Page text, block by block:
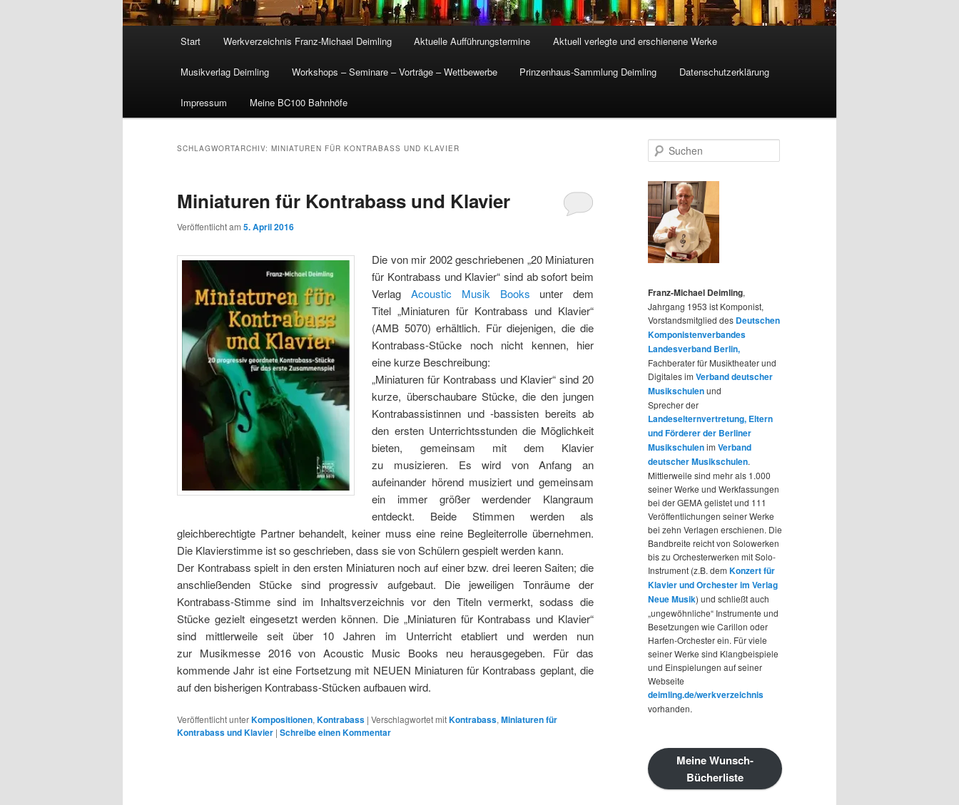
Start Werkverzeichnis Franz-Michael Deimling Aktuelle Aufführungstermine Aktuell verlegte und erschienene Werke
Musikverlag Deimling Workshops – Seminare – Vorträge – Wettbewerbe Prinzenhaus-Sammlung Deimling Datenschutzerklärung
Impressum Meine BC100 Bahnhöfe
SCHLAGWORTARCHIV: MINIATUREN FÜR KONTRABASS UND KLAVIER
Miniaturen für Kontrabass und Klavier
Veröffentlicht am 5. April 2016
Die von mir 2002 geschriebenen „20 Miniaturen
für Kontrabass und Klavier“ sind ab sofort beim
VerlagAcoustic Musik Books unter dem
Titel „Miniaturen für Kontrabass und Klavier“
(AMB 5070) erhältlich. Für diejenigen, die die
Kontrabass-Stücke noch nicht kennen, hier
eine kurze Beschreibung:
„Miniaturen für Kontrabass und Klavier“ sind 20
kurze, überschaubare Stücke, die den jungen
Kontrabassistinnen und -bassisten bereits ab
den ersten Unterrichtsstunden die Möglichkeit
bieten, gemeinsam mit dem Klavier
zu musizieren. Es wird von Anfang an
aufeinander hörend musiziert und gemeinsam
ein immer größer werdender Klangraum
entdeckt. Beide Stimmen werden als
gleichberechtigte Partner behandelt, keiner muss eine reine Begleiterrolle übernehmen.
Die Klavierstimme ist so geschrieben, dass sie von Schülern gespielt werden kann.
Der Kontrabass spielt in den ersten Miniaturen noch auf einer bzw. drei leeren Saiten; die
anschließenden Stücke sind progressiv aufgebaut. Die jeweiligen Tonräume der
Kontrabass-Stimme sind im Inhaltsverzeichnis vor den Titeln vermerkt, sodass die
Stücke gezielt eingesetzt werden können. Die „Miniaturen für Kontrabass und Klavier“
sind mittlerweile seit über 10 Jahren im Unterricht etabliert und werden nun
zur Musikmesse 2016 von Acoustic Music Books neu herausgegeben. Für das
kommende Jahr ist eine Fortsetzung mit NEUEN Miniaturen für Kontrabass geplant, die
auf den bisherigen Kontrabass-Stücken aufbauen wird.
Veröffentlicht unterKompositionen, Kontrabass | Verschlagwortet mitKontrabass, Miniaturen für
Kontrabass und Klavier | Schreibe einen Kommentar
u
h
e
n
Franz-Michael Deimling,
Jahrgang 1953 ist Komponist,
Vorstandsmitglied des Deutschen
Komponistenverbandes
Landesverband Berlin,
Fachberater für Musiktheater und
Digitales im Verband deutscher
Musikschulenund
Sprecher der
Landeselternvertretung, Eltern
und Förderer der Berliner
Musikschulenim Verband
deutscher Musikschulen.
Mittlerweile sind mehr als 1.000
seiner Werke und Werkfassungen
bei der GEMA gelistet und 111
Veröffentlichungen seiner Werke
bei zehn Verlagen erschienen. Die
Bandbreite reicht von Solowerken
bis zu Orchesterwerken mit Solo-
Instrument (z.B. dem Konzert für
Klavier und Orchester im Verlag
Neue Musik) und schließt auch
„ungewöhnliche“ Instrumente und
Besetzungen wie Carillon oder
Harfen-Orchester ein. Für viele
seiner Werke sind Klangbeispiele
und Einspielungen auf seiner
Webseite
deimling.de/werkverzeichnis
vorhanden.
Meine Wunsch-
Bücherliste